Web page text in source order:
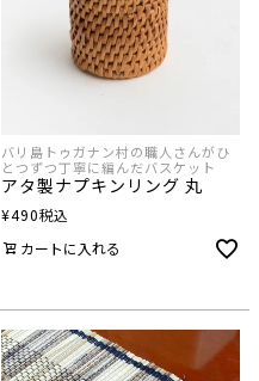
バリ島トゥガナン村の職人さんがひ
とつずつ丁寧に編んだバスケット
アタ製ナプキンリング 丸
¥490税込
カートに入れる